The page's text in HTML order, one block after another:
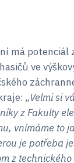
má potenciál
ve
„Velmi si
z Fakulty
vnímáme to
je potřeba
z